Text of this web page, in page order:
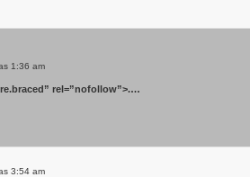
1:36 am
” rel=”nofollow”>.…
3:54 am